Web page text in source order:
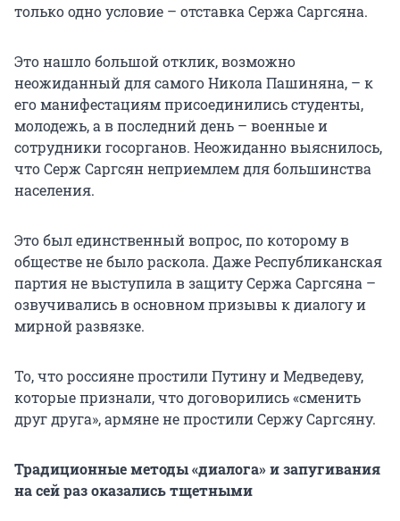
только одно условие – отставка Сержа Саргсяна.
Это нашло большой отклик, возможно
неожиданный для самого Никола Пашиняна, – к
его манифестациям присоединились студенты,
молодежь, а в последний день – военные и
сотрудники госорганов. Неожиданно выяснилось,
что Серж Саргсян неприемлем для большинства
населения.
Это был единственный вопрос, по которому в
обществе не было раскола. Даже Республиканская
партия не выступила в защиту Сержа Саргсяна –
озвучивались в основном призывы к диалогу и
мирной развязке.
То, что россияне простили Путину и Медведеву,
которые признали, что договорились «сменить
друг друга», армяне не простили Сержу Саргсяну.
Традиционные методы «диалога» и запугивания
на сей раз оказались тщетными